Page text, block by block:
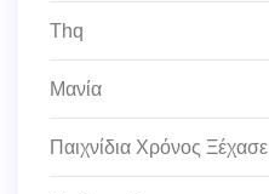
Thq
Μανία
Παιχνίδια Χρόνος Ξέχασε